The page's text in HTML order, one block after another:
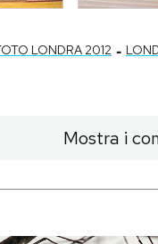
LONDRA 2012 -
Mostra i